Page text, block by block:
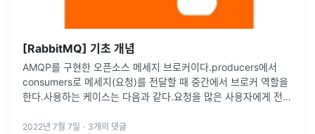
[RabbitMQ] 기초 개념
AMQP를 구현한 오픈소스 메세지 브로커이다.producers에서
consumers로 메세지(요청)를 전달할 때 중간에서 브로커 역할을
한다.사용하는 케이스는 다음과 같다.요청을 많은 사용자에게 전달
해야할 ...
2022년 7월 7일 · 3개의 댓글